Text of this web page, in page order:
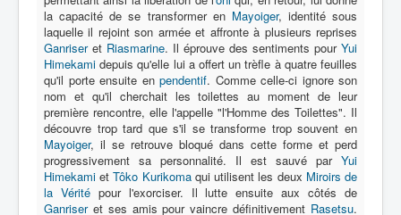
la capacité de se transformer en Mayoiger, identité sous
laquelle il rejoint son armée et affronte à plusieurs reprises
Ganriseret Riasmarine. Il éprouve des sentiments pour Yui
Himekami depuis qu'elle lui a offert un trèfle à quatre feuilles
qu'il porte ensuite en pendentif. Comme celle-ci ignore son
nom et qu'il cherchait les toilettes au moment de leur
première rencontre, elle l'appelle "l'Homme des Toilettes". Il
découvre trop tard que s'il se transforme trop souvent en
Mayoiger, il se retrouve bloqué dans cette forme et perd
progressivement sa personnalité. Il est sauvé par Yui
Himekami etTôko Kurikomaqui utilisent les deux Miroirs de
la Véritépour l'exorciser. Il lutte ensuite aux côtés de
Ganriseret ses amis pour vaincre définitivement Rasetsu.